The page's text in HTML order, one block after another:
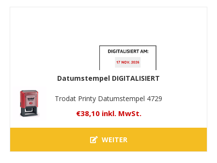
Datumstempel DIGITALISIERT
Trodat Printy Datumstempel 4729
€38,10 inkl. MwSt.
WEITER